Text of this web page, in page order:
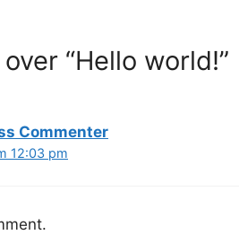
“Hello world!”
Commenter
12:03 pm